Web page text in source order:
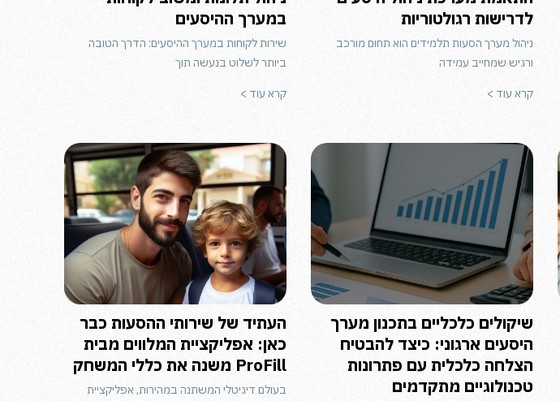
לדרישות רגולטוריות
ניהול מערך הסעות תלמידים הוא תחום מורכב
ורגיש שמחייב עמידה
קרא עוד >
במערך ההיסעים
שירות לקוחות במערך ההיסעים: הדרך הטובה
ביותר לשלוט בנעשה תוך
קרא עוד >
שיקולים כלכליים בתכנון מערך
היסעים ארגוני: כיצד להבטיח
הצלחה כלכלית עם פתרונות
טכנולוגיים מתקדמים
העתיד של שירותי ההסעות כבר
כאן: אפליקציית המלווים מבית
ProFill משנה את כללי המשחק
בעולם דיגיטלי המשתנה במהירות, אפליקציית